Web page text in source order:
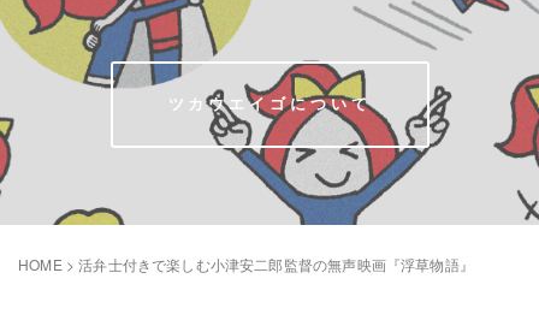
ツカウエイゴについて
HOME >活弁士付きで楽しむ小津安二郎監督の無声映画『浮草物語』